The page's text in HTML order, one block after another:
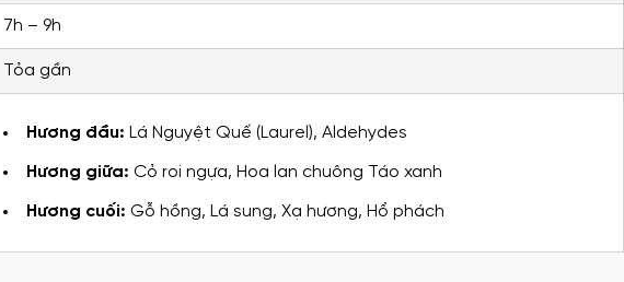
7h – 9h
Tỏa gần
Hương đầu: Lá Nguyệt Quế (Laurel), Aldehydes
Hương giữa: Cỏ roi ngựa, Hoa lan chuông Táo xanh
Hương cuối: Gỗ hồng, Lá sung, Xạ hương, Hổ phách